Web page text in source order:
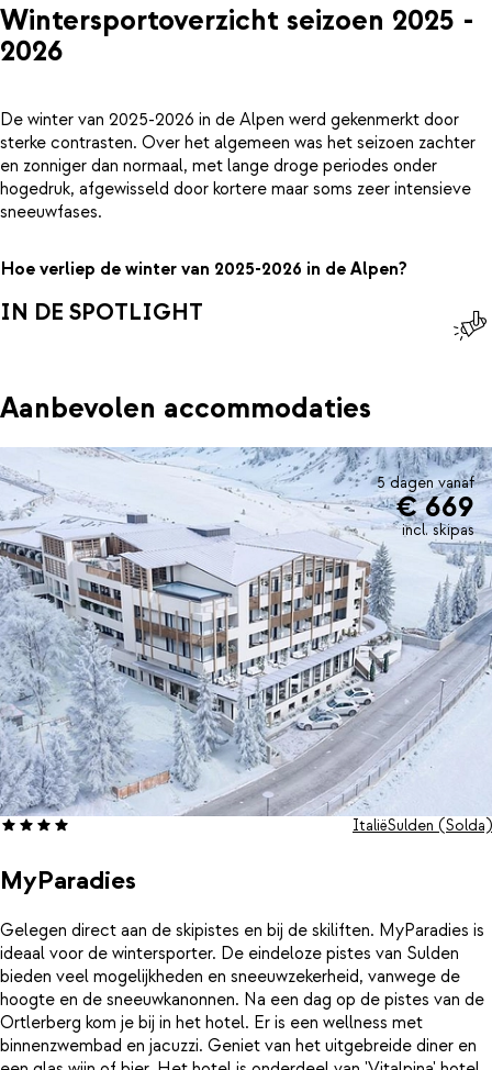
Wintersportoverzicht seizoen 2025 -
2026
De winter van 2025-2026 in de Alpen werd gekenmerkt door
sterke contrasten. Over het algemeen was het seizoen zachter
en zonniger dan normaal, met lange droge periodes onder
hogedruk, afgewisseld door kortere maar soms zeer intensieve
sneeuwfases.
Hoe verliep de winter van 2025-2026 in de Alpen?
IN DE SPOTLIGHT
Aanbevolen accommodaties
5 dagen vanaf
€ 669
incl. skipas
MyParadies
ItaliëSulden (Solda)
Gelegen direct aan de skipistes en bij de skiliften. MyParadies is
ideaal voor de wintersporter. De eindeloze pistes van Sulden
bieden veel mogelijkheden en sneeuwzekerheid, vanwege de
hoogte en de sneeuwkanonnen. Na een dag op de pistes van de
Ortlerberg kom je bij in het hotel. Er is een wellness met
binnenzwembad en jacuzzi. Geniet van het uitgebreide diner en